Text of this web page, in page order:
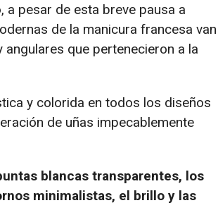
a pesar de esta breve pausa a
de la manicura francesa van
que pertenecieron a la
y colorida en todos los diseños
de uñas impecablemente
blancas transparentes, los
minimalistas, el brillo y las